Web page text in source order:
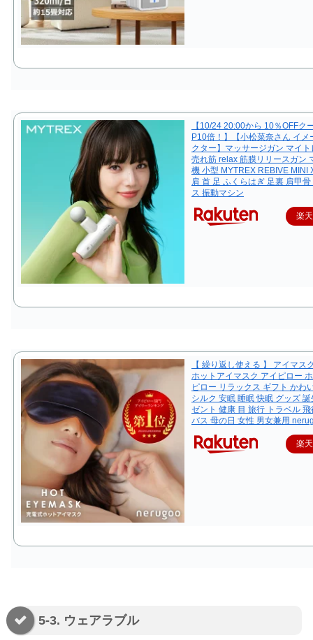
【10/24 20:00から 10％OFFク
P10倍！】【小松菜奈さん イメ
クター】マッサージガン マイ
売れ筋 relax 筋膜リリースガン
機 小型 MYTREX REBIVE MINI
肩 首 足 ふくらはぎ 足裏 肩甲
ス 振動マシン
楽
【 繰り返し使える 】 アイマス
ホットアイマスク アイピロー
ピロー リラックス ギフト かわ
シルク 安眠 睡眠 快眠 グッズ
ゼント 健康 目 旅行 トラベル
バス 母の日 女性 男女兼用
楽
5-3. ウェアラブル